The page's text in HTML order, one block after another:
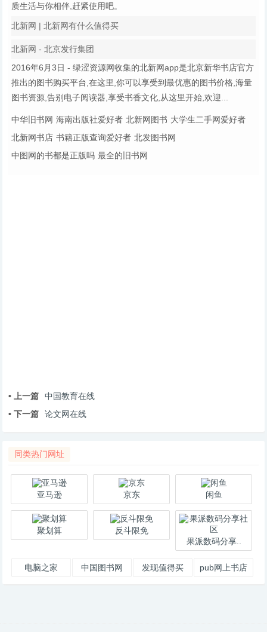
质生活与你相伴,赶紧使用吧。
北新网 | 北新网有什么值得买
北新网 - 北京发行集团
2016年6月3日 - 绿涩资源网收集的北新网app是北京新华书店官方
推出的图书购买平台,在这里,你可以享受到最优惠的图书价格,海量
图书资源,告别电子阅读器,享受书香文化,从这里开始,欢迎...
中华旧书网 海南出版社爱好者 北新网图书 大学生二手网爱好者
北新网书店 书籍正版查询爱好者 北发图书网
中图网的书都是正版吗 最全的旧书网
• 上一篇
中国教育在线
• 下一篇
论文网在线
同类热门网址
亚马逊 京东 闲鱼
聚划算
反斗限免
果派数码分享..
电脑之家
中国图书网 发现值得买 pub网上书店